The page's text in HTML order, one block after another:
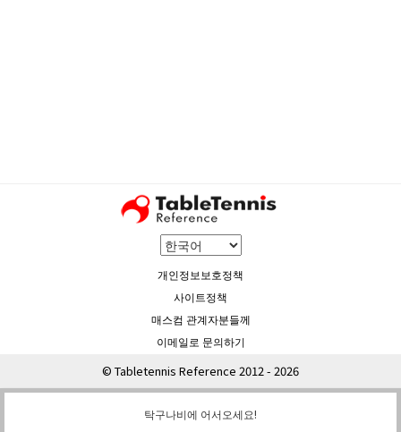
개인정보보호정책
사이트정책
매스컴 관계자분들께
이메일로 문의하기
© Tabletennis Reference 2012 - 2026
탁구나비에 어서오세요!